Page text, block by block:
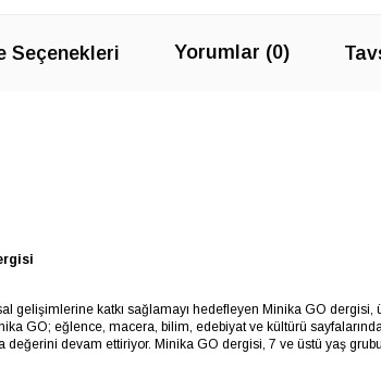
Seçenekleri Yorumlar (0)
katkı sağlamayı hedefleyen Minika GO dergisi,
GO; eğlence, macera, bilim, edebiyat ve kültürü
değerini devam ettiriyor. Minika GO dergisi, 7 ve üstü yaş